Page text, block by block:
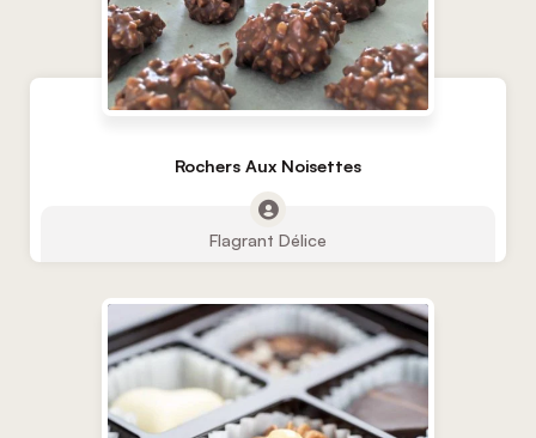
Rochers Aux Noisettes
Flagrant Délice